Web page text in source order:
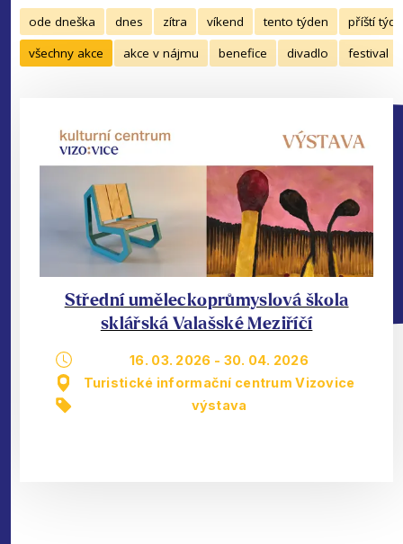
ode dneška dnes zítra víkend tento týden
příští
všechny akce
akce v nájmu benefice divadlo festival
Střední uměleckoprůmyslová škola
sklářská Valašské Meziříčí
16. 03. 2026 - 30. 04. 2026
Turistické informační centrum Vizovice
výstava